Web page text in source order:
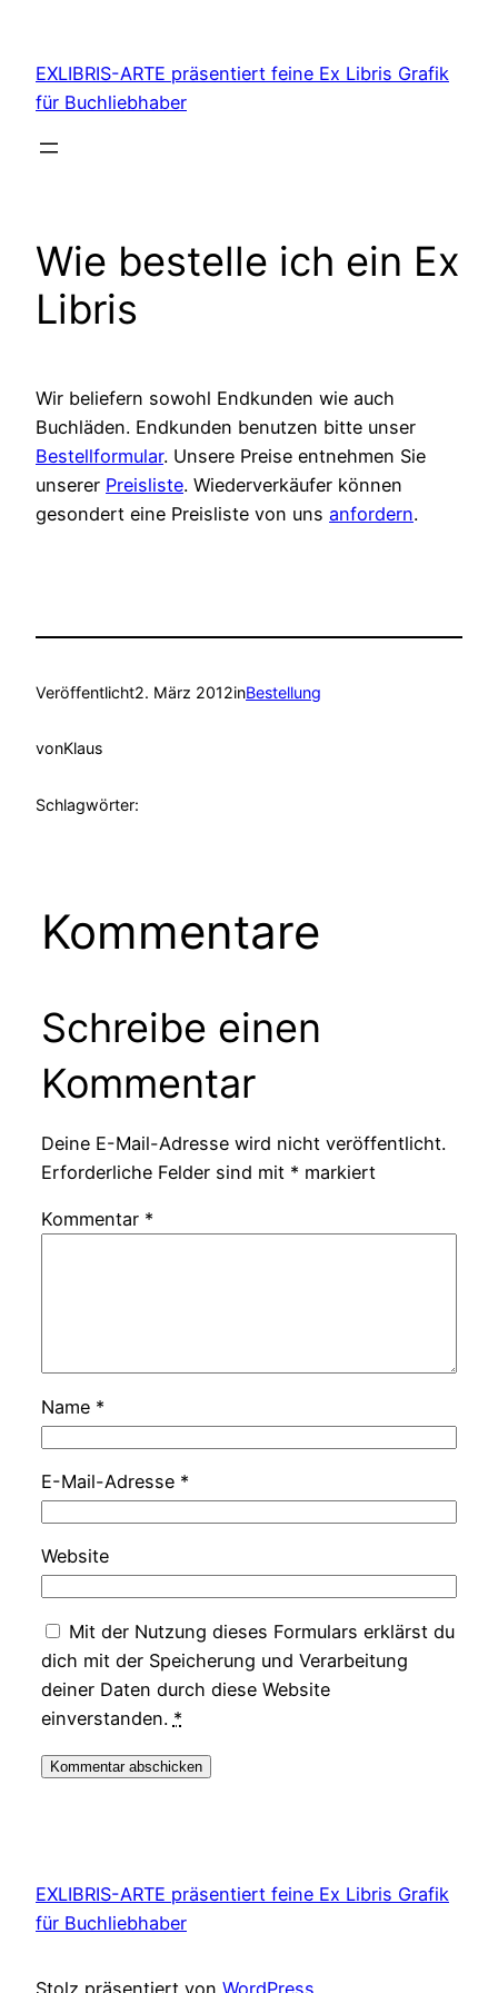
springen
EXLIBRIS-ARTE präsentiert feine Ex Libris Grafik
für Buchliebhaber
Wie bestelle ich ein Ex
Libris
Wir beliefern sowohl Endkunden wie auch
Buchläden. Endkunden benutzen bitte unser
Bestellformular. Unsere Preise entnehmen Sie
unserer Preisliste. Wiederverkäufer können
gesondert eine Preisliste von uns anfordern.
Veröffentlicht2. März 2012inBestellung
vonKlaus
Schlagwörter:
Kommentare
Schreibe einen
Kommentar
Deine E-Mail-Adresse wird nicht veröffentlicht.
Erforderliche Felder sind mit * markiert
Kommentar *
Name *
E-Mail-Adresse *
Website
Mit der Nutzung dieses Formulars erklärst du
dich mit der Speicherung und Verarbeitung
deiner Daten durch diese Website
einverstanden. *
EXLIBRIS-ARTE präsentiert feine Ex Libris Grafik
für Buchliebhaber
Stolz präsentiert von WordPress